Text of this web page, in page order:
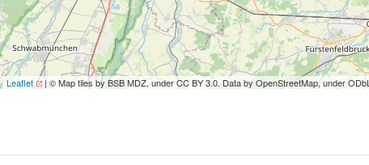
Leaflet | © Map tiles by BSB MDZ, under CC BY 3.0. Data by OpenStreetMap, under ODbL